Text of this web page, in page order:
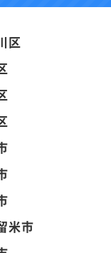
区
米市